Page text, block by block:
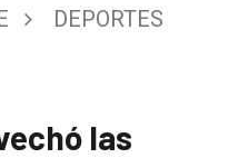
DEPORTES
las